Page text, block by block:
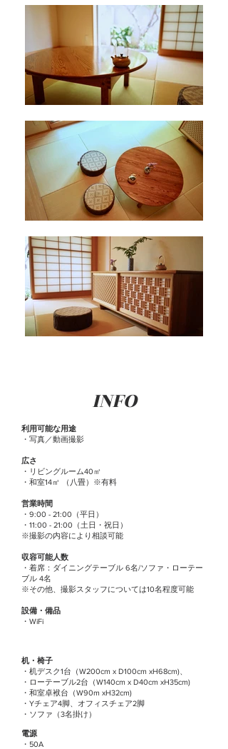
INFO
利用可能な用途
・写真／動画撮影
広さ
・リビングルーム40㎡
・和室14㎡ （八畳）※有料
営業時間
・9:00 - 21:00（平日）
・11:00 - 21:00（土日・祝日）
※撮影の内容により相談可能
収容可能人数
・着席：ダイニングテーブル 6名/ソファ・ローテー
ブル 4名
※その他、撮影スタッフについては10名程度可能
設備・備品
・WiFi
机・椅子
・机デスク1台（W200cm x D100cm xH68cm)、
・ローテーブル2台（W140cm x D40cm xH35cm)
・和室卓袱台（W90m xH32cm)
・Yチェア4脚、オフィスチェア2脚
・ソファ（3名掛け）
電源
・50A